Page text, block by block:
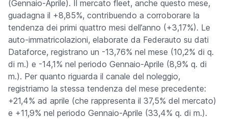
(Gennaio-Aprile). Il mercato fleet, anche questo mese,
guadagna il +8,85%, contribuendo a corroborare la
tendenza dei primi quattro mesi dell’anno (+3,17%). Le
auto-immatricolazioni, elaborate da Federauto su dati
Dataforce, registrano un -13,76% nel mese (10,2% di q.
di m.) e -14,1% nel periodo Gennaio-Aprile (8,9% q. di
m.). Per quanto riguarda il canale del noleggio,
registriamo la stessa tendenza del mese precedente:
+21,4% ad aprile (che rappresenta il 37,5% del mercato)
e +11,9% nel periodo Gennaio-Aprile (33,4% q. di m.).